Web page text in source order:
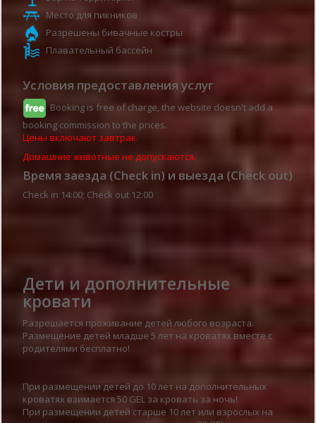
Место для пикников
Разрешены бивачные костры
Плавательный бассейн
Условия предоставления услуг
Booking is free of charge, the website doesn't add a
booking commission to the prices.
Цены включают завтрак.
Домашние животные не допускаются.
Время заезда (Check in) и выезда (Check out)
Check in 14:00; Check out 12:00
Дети и дополнительные
кровати
Разрешается проживание детей любого возраста.
Размещение детей младше 5 лет на кроватях вместе с
родителями бесплатно!
При размещении детей до 10 лет на дополнительных
кроватях взимается 50 GEL за кровать за ночь!
При размещении детей старше 10 лет или взрослых на